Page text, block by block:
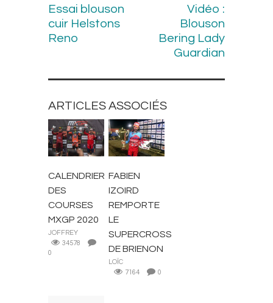
Essai blouson
cuir Helstons
Reno
Vidéo :
Blouson
Bering Lady
Guardian
ARTICLES ASSOCIÉS
ACTUALITÉS
CALENDRIER
DES
COURSES
MXGP 2020
JOFFREY
34578
0
ACTUALITÉS
FABIEN
IZOIRD
REMPORTE
LE
SUPERCROSS
DE BRIENON
LOÏC
7164
0